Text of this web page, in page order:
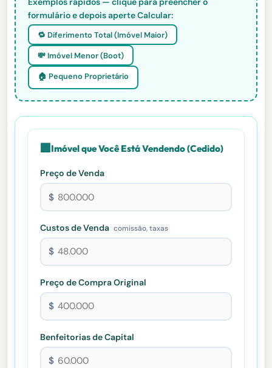
formulário e depois aperte Calcular:
🔁 Diferimento Total (Imóvel Maior)
💸 Imóvel Menor (Boot)
🏠 Pequeno Proprietário
🏢 Imóvel que Você Está Vendendo (Cedido)
Preço de Venda
$
Custos de Venda comissão, taxas
$
Preço de Compra Original
$
Benfeitorias de Capital
$